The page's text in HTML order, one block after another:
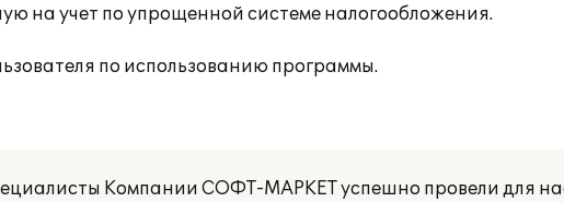
на учет по упрощенной системе налогообложения.
по использованию программы.
Компании СОФТ-МАРКЕТ успешно провели для